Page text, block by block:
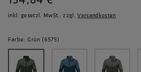
inkl. gesetzl. MwSt., zzgl.Versandkosten
Farbe: Grün (6575)